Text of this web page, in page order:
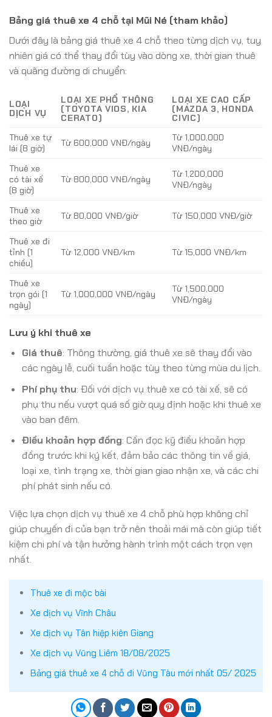
Bảng giá thuê xe 4 chỗ tại Mũi Né (tham khảo)
Dưới đây là bảng giá thuê xe 4 chỗ theo từng dịch vụ, tuy
nhiên giá có thể thay đổi tùy vào dòng xe, thời gian thuê
và quãng đường di chuyển:
LOẠI
DỊCH VỤ
LOẠI XE PHỔ THÔNG
(TOYOTA VIOS, KIA
CERATO)
LOẠI XE CAO CẤP
(MAZDA 3, HONDA
CIVIC)
Thuê xe tự
lái (8 giờ)
Từ 600,000 VNĐ/ngày
Từ 1,000,000
VNĐ/ngày
Thuê xe
có tài xế
(8 giờ)
Từ 800,000 VNĐ/ngày
Từ 1,200,000
VNĐ/ngày
Thuê xe
theo giờ
Từ 80,000 VNĐ/giờ Từ 150,000 VNĐ/giờ
Thuê xe đi
tỉnh (1
chiều)
Từ 12,000 VNĐ/km Từ 15,000 VNĐ/km
Thuê xe
trọn gói (1
ngày)
Từ 1,000,000 VNĐ/ngày
Từ 1,500,000
VNĐ/ngày
Lưu ý khi thuê xe
Giá thuê: Thông thường, giá thuê xe sẽ thay đổi vào
các ngày lễ, cuối tuần hoặc tùy theo từng mùa du lịch.
Phí phụ thu: Đối với dịch vụ thuê xe có tài xế, sẽ có
phụ thu nếu vượt quá số giờ quy định hoặc khi thuê xe
vào ban đêm.
Điều khoản hợp đồng: Cần đọc kỹ điều khoản hợp
đồng trước khi ký kết, đảm bảo các thông tin về giá,
loại xe, tình trạng xe, thời gian giao nhận xe, và các chi
phí phát sinh nếu có.
Việc lựa chọn dịch vụ thuê xe 4 chỗ phù hợp không chỉ
giúp chuyến đi của bạn trở nên thoải mái mà còn giúp tiết
kiệm chi phí và tận hưởng hành trình một cách trọn vẹn
nhất.
Thuê xe đi mộc bài
Xe dịch vụ Vĩnh Châu
Xe dịch vụ Tân hiệp kiên Giang
Xe dịch vụ Vũng Liêm 18/08/2025
Bảng giá thuê xe 4 chỗ đi Vũng Tàu mới nhất 05/ 2025